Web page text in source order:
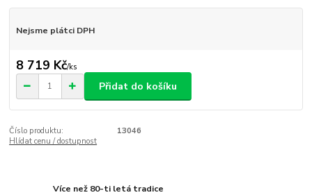
Nejsme plátci DPH
8 719 Kč/ks
Přidat do košíku
Číslo produktu:
13046
Hlídat cenu / dostupnost
Více než 80-ti letá tradice